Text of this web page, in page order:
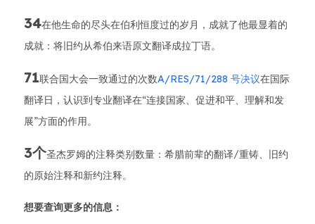
34在他生命的尽头在伯利恒度过的岁月，成就了他最显着的
成就：将旧约从希伯来语原文翻译成拉丁语。
71联合国大会一致通过的次数A/RES/71/288 号决议在国际
翻译日，认识到专业翻译在“连接国家、促进和平、理解和发
展”方面的作用。
3个圣杰罗姆的注释类别数量：希腊前辈的翻译/重铸、旧约
的原始注释和新约注释。
想要查询更多的信息：